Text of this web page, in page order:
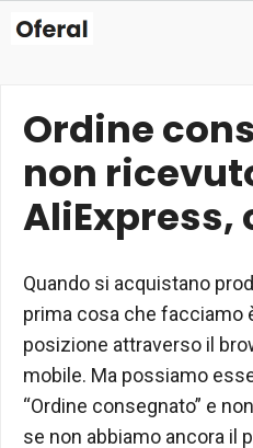
Ordine
non
AliExpress,
Quando si acquistano
prima cosa che facciamo
posizione attraverso il
mobile. Ma possiamo
“Ordine consegnato” e
se non abbiamo ancora il